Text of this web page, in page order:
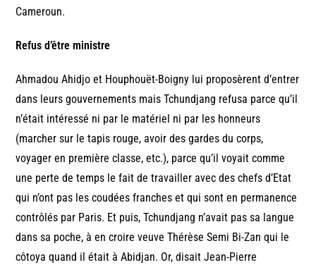
Cameroun.
Refus d’être ministre
Ahmadou Ahidjo et Houphouët-Boigny lui proposèrent d’entrer
dans leurs gouvernements mais Tchundjang refusa parce qu’il
n’était intéressé ni par le matériel ni par les honneurs
(marcher sur le tapis rouge, avoir des gardes du corps,
voyager en première classe, etc.), parce qu’il voyait comme
une perte de temps le fait de travailler avec des chefs d’Etat
qui n’ont pas les coudées franches et qui sont en permanence
contrôlés par Paris. Et puis, Tchundjang n’avait pas sa langue
dans sa poche, à en croire veuve Thérèse Semi Bi-Zan qui le
côtoya quand il était à Abidjan. Or, disait Jean-Pierre